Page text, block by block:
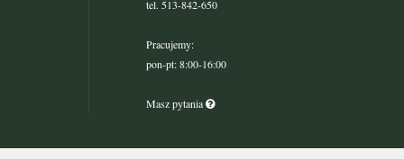
tel. 513-842-650
Pracujemy:
pon-pt: 8:00-16:00
Masz pytania